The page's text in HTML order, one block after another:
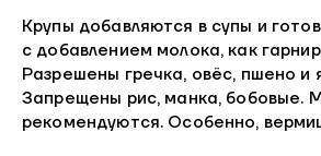
Крупы добавляются в супы и
с добавлением молока, как
Разрешены гречка, овёс, пшено и
Запрещены рис, манка, бобовые.
рекомендуются. Особенно,